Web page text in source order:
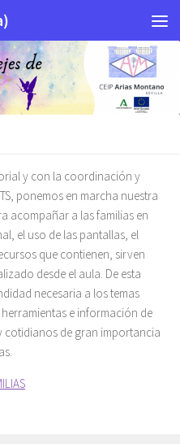
y con la coordinación y
ponemos en marcha nuestra
acompañar a las familias en
el uso de las pantallas, el
que contienen, sirven
desde el aula. De esta
necesaria a los temas
e información de
cotidianos de gran importancia